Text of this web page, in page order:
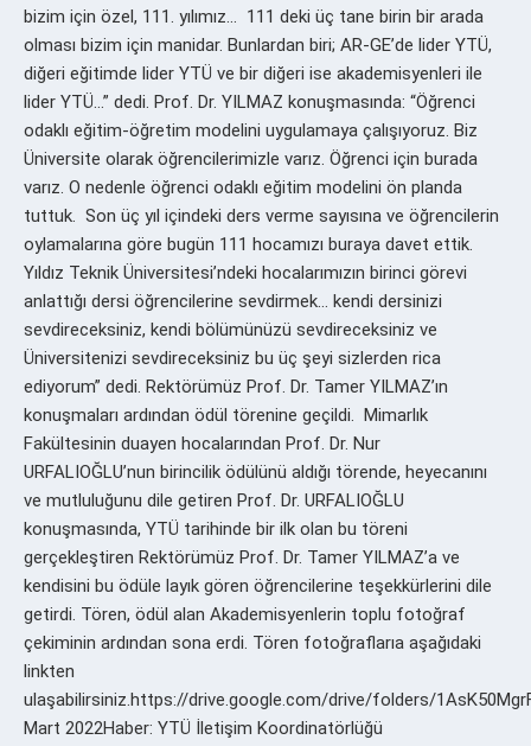
bizim için özel, 111. yılımız… 111 deki üç tane birin bir arada
olması bizim için manidar. Bunlardan biri; AR-GE’de lider YTÜ,
diğeri eğitimde lider YTÜ ve bir diğeri ise akademisyenleri ile
lider YTÜ…” dedi. Prof. Dr. YILMAZ konuşmasında: “Öğrenci
odaklı eğitim-öğretim modelini uygulamaya çalışıyoruz. Biz
Üniversite olarak öğrencilerimizle varız. Öğrenci için burada
varız. O nedenle öğrenci odaklı eğitim modelini ön planda
tuttuk. Son üç yıl içindeki ders verme sayısına ve öğrencilerin
oylamalarına göre bugün 111 hocamızı buraya davet ettik.
Yıldız Teknik Üniversitesi’ndeki hocalarımızın birinci görevi
anlattığı dersi öğrencilerine sevdirmek… kendi dersinizi
sevdireceksiniz, kendi bölümünüzü sevdireceksiniz ve
Üniversitenizi sevdireceksiniz bu üç şeyi sizlerden rica
ediyorum” dedi. Rektörümüz Prof. Dr. Tamer YILMAZ’ın
konuşmaları ardından ödül törenine geçildi. Mimarlık
Fakültesinin duayen hocalarından Prof. Dr. Nur
URFALIOĞLU’nun birincilik ödülünü aldığı törende, heyecanını
ve mutluluğunu dile getiren Prof. Dr. URFALIOĞLU
konuşmasında, YTÜ tarihinde bir ilk olan bu töreni
gerçekleştiren Rektörümüz Prof. Dr. Tamer YILMAZ’a ve
kendisini bu ödüle layık gören öğrencilerine teşekkürlerini dile
getirdi. Tören, ödül alan Akademisyenlerin toplu fotoğraf
çekiminin ardından sona erdi. Tören fotoğraflarıa aşağıdaki
linkten
ulaşabilirsiniz.https://drive.google.com/drive/folders/
Mart 2022Haber: YTÜ İletişim Koordinatörlüğü